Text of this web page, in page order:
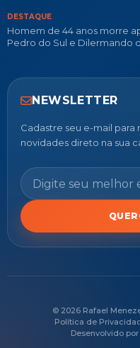
DESTAQUE
Homem de 44 anos morre
Pedro do Sul e Dilermando
NEWSLETTER
Cadastre seu e-mail
novidades direto na sua
© 2026 Rafael
Política de
Desenvolvido por